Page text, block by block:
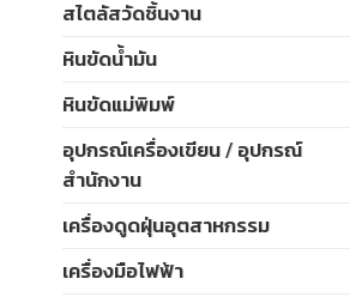
สไตลัสวัดชิ้นงาน
หินขัดน้ำมัน
หินขัดแม่พิมพ์
อุปกรณ์เครื่องเขียน / อุปกรณ์
สำนักงาน
เครื่องดูดฝุ่นอุตสาหกรรม
เครื่องมือไฟฟ้า